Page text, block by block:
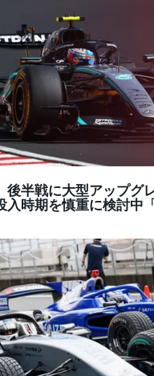
後半戦に大型アップグ
時期を慎重に検討中